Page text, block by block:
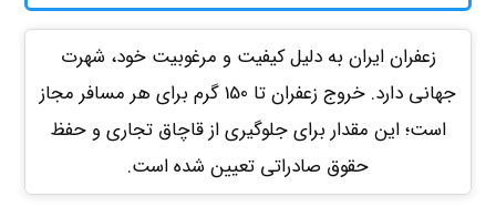
زعفران ایران به دلیل کیفیت و مرغوبیت خود، شهرت
جهانی دارد. خروج زعفران تا 150 گرم برای هر مسافر مجاز
است؛ این مقدار برای جلوگیری از قاچاق تجاری و حفظ
حقوق صادراتی تعیین شده است.